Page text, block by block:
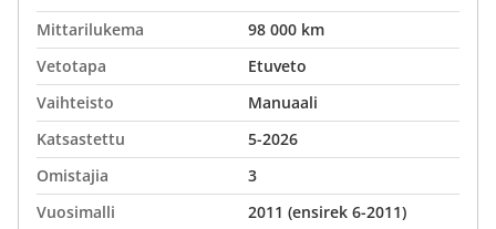
Mittarilukema
98 000 km
Vetotapa
Etuveto
Vaihteisto
Manuaali
Katsastettu
5-2026
Omistajia
3
Vuosimalli
2011 (ensirek 6-2011)